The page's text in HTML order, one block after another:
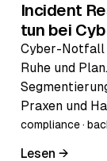
Incident
tun bei
Cyber-Notfall
Ruhe und
Praxen und
compliance ·
Lesen →